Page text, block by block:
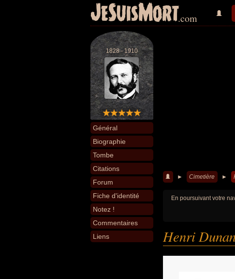
JeSuisMort.com
1828 - 1910
Général
Biographie
Tombe
Citations
Forum
Fiche d'identité
Notez !
Commentaires
Liens
► Cimetière ►
En poursuivant votre
Henri